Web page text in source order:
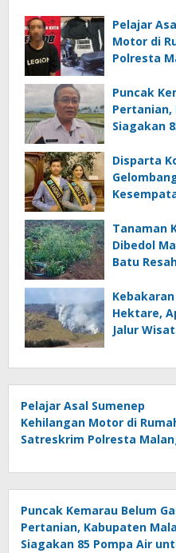
Pelajar
Motor di
Polresta
Puncak
Pertanian,
Siagakan
Disparta
Tanaman
Dibedol
Batu
Hektare,
Jalur
Pelajar Asal Sumenep
Kehilangan Motor di
Satreskrim Polresta
Puncak Kemarau Belum
Pertanian, Kabupaten
Siagakan 85 Pompa Air